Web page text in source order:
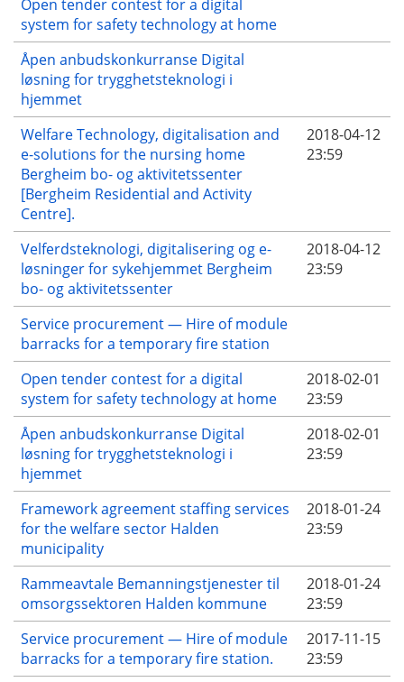
Open tender contest for a digital
system for safety technology at home
Åpen anbudskonkurranse Digital
løsning for trygghetsteknologi i
hjemmet
Welfare Technology, digitalisation and
e-solutions for the nursing home
Bergheim bo- og aktivitetssenter
[Bergheim Residential and Activity
Centre].
2018-04-12
23:59
Velferdsteknologi, digitalisering og e-
løsninger for sykehjemmet Bergheim
bo- og aktivitetssenter
2018-04-12
23:59
Service procurement — Hire of module
barracks for a temporary fire station
Open tender contest for a digital
system for safety technology at home
2018-02-01
23:59
Åpen anbudskonkurranse Digital
løsning for trygghetsteknologi i
hjemmet
2018-02-01
23:59
Framework agreement staffing services
for the welfare sector Halden
municipality
2018-01-24
23:59
Rammeavtale Bemanningstjenester til
omsorgssektoren Halden kommune
2018-01-24
23:59
Service procurement — Hire of module
barracks for a temporary fire station.
2017-11-15
23:59